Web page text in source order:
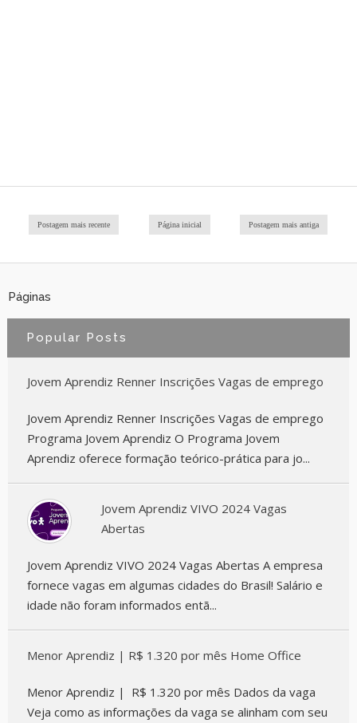
Postagem mais recente Postagem mais antiga
Página inicial
Páginas
Popular Posts
Jovem Aprendiz Renner Inscrições Vagas de emprego
Jovem Aprendiz Renner Inscrições Vagas de emprego
Programa Jovem Aprendiz O Programa Jovem
Aprendiz oferece formação teórico-prática para jo...
Jovem Aprendiz VIVO 2024 Vagas
Abertas
Jovem Aprendiz VIVO 2024 Vagas Abertas A empresa
fornece vagas em algumas cidades do Brasil! Salário e
idade não foram informados entã...
Menor Aprendiz | R$ 1.320 por mês Home Office
Menor Aprendiz | R$ 1.320 por mês Dados da vaga
Veja como as informações da vaga se alinham com seu